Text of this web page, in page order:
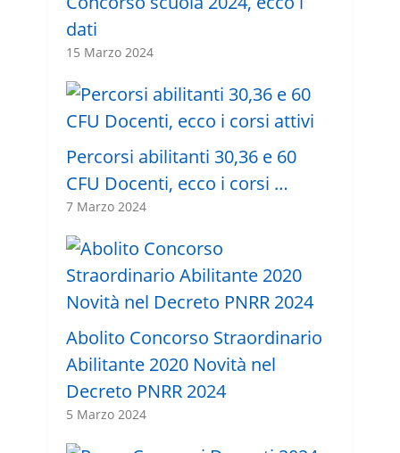
dati
15 Marzo 2024
Percorsi abilitanti 30,36 e 60
CFU Docenti, ecco i corsi …
7 Marzo 2024
Abolito Concorso Straordinario
Abilitante 2020 Novità nel
Decreto PNRR 2024
5 Marzo 2024